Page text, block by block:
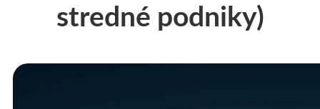
stredné podniky)